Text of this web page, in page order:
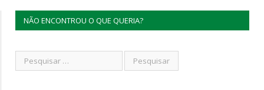
NÃO ENCONTROU O QUE QUERIA?